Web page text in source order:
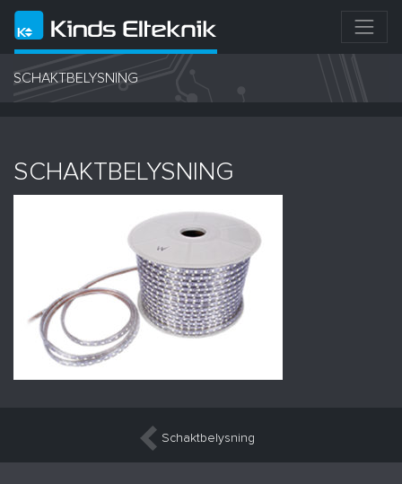
SCHAKTBELYSNING
SCHAKTBELYSNING
InläggsnavigeringSchaktbelysning